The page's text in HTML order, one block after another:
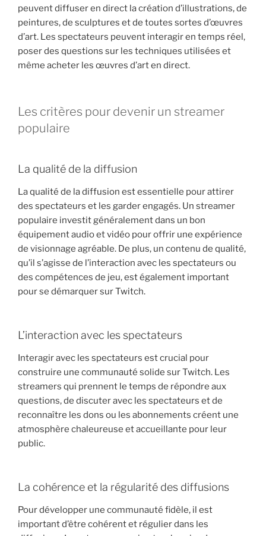
peuvent diffuser en direct la création d’illustrations, de
peintures, de sculptures et de toutes sortes d’œuvres
d’art. Les spectateurs peuvent interagir en temps réel,
poser des questions sur les techniques utilisées et
même acheter les œuvres d’art en direct.
Les critères pour devenir un streamer
populaire
La qualité de la diffusion
La qualité de la diffusion est essentielle pour attirer
des spectateurs et les garder engagés. Un streamer
populaire investit généralement dans un bon
équipement audio et vidéo pour offrir une expérience
de visionnage agréable. De plus, un contenu de qualité,
qu’il s’agisse de l’interaction avec les spectateurs ou
des compétences de jeu, est également important
pour se démarquer sur Twitch.
L’interaction avec les spectateurs
Interagir avec les spectateurs est crucial pour
construire une communauté solide sur Twitch. Les
streamers qui prennent le temps de répondre aux
questions, de discuter avec les spectateurs et de
reconnaître les dons ou les abonnements créent une
atmosphère chaleureuse et accueillante pour leur
public.
La cohérence et la régularité des diffusions
Pour développer une communauté fidèle, il est
important d’être cohérent et régulier dans les